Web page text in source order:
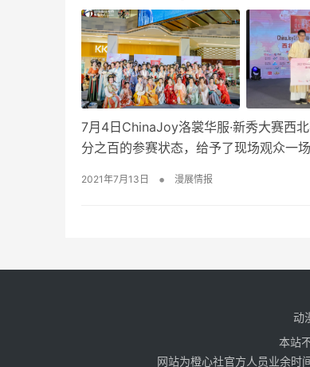
7月4日ChinaJoy洛裳华服·新秀大赛西
分之百的参赛状态，给予了现场观众一
2021年7月13日 • 漫展情报
动
本站
网站为橙心社官方人员业余时